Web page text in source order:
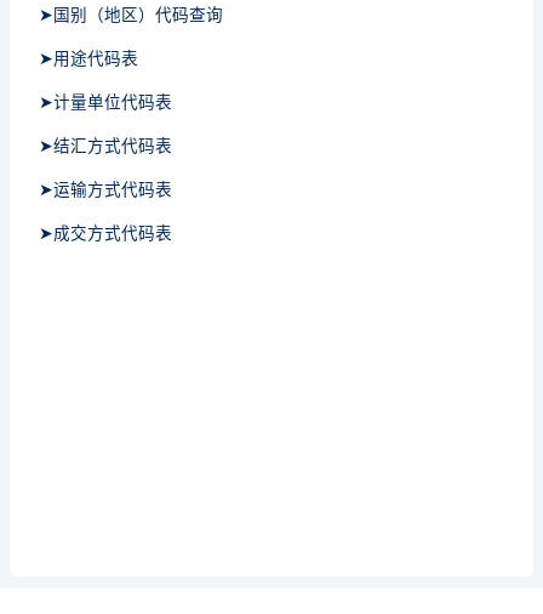
➤国别（地区）代码查询
➤用途代码表
➤计量单位代码表
➤结汇方式代码表
➤运输方式代码表
➤成交方式代码表